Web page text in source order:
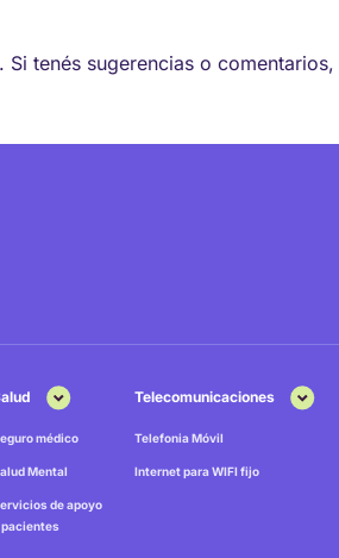
tenés sugerencias o
médico
Mental
de apoyo
pacientes
Telecomunicaciones
Telefonia Móvil
Internet para WIFI fijo